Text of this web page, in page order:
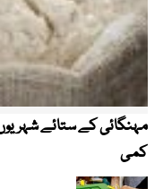
مہنگائی کے ستائے
کمی